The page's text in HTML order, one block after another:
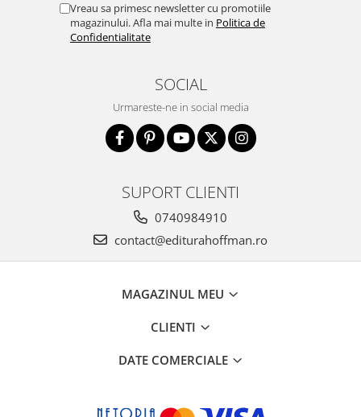
Vreau sa primesc newsletter cu promotiile
magazinului. Afla mai multe in Politica de
Confidentialitate
SOCIAL
Urmareste-ne in social media
SUPORT CLIENTI
0740984910
contact@editurahoffman.ro
MAGAZINUL MEU
CLIENTI
DATE COMERCIALE